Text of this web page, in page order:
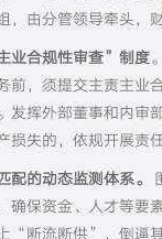
，由分管领导牵头，
业合规性审查”制度
前，须提交主责主
挥外部董事和内审
失的，依规开展责
配的动态监测体系。
确保资金、人才等
“断流断供”，倒逼